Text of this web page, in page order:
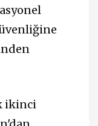
ikinci